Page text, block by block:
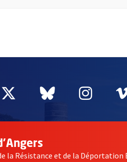
une nouvelle
Twitter
, Ouvre une
Bluesky
, Ouvre
,
la Résistance et de la Déportation